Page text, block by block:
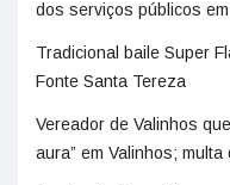
dos serviços públicos
Tradicional baile Super
Fonte Santa Tereza
Vereador de Valinhos
aura” em Valinhos; multa